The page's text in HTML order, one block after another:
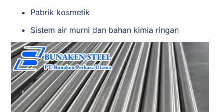
Pabrik kosmetik
Sistem air murni dan bahan kimia ringan